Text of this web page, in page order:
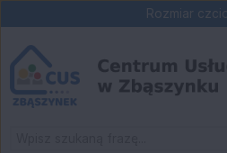
Przejdź do głównej treści
Rozmiar